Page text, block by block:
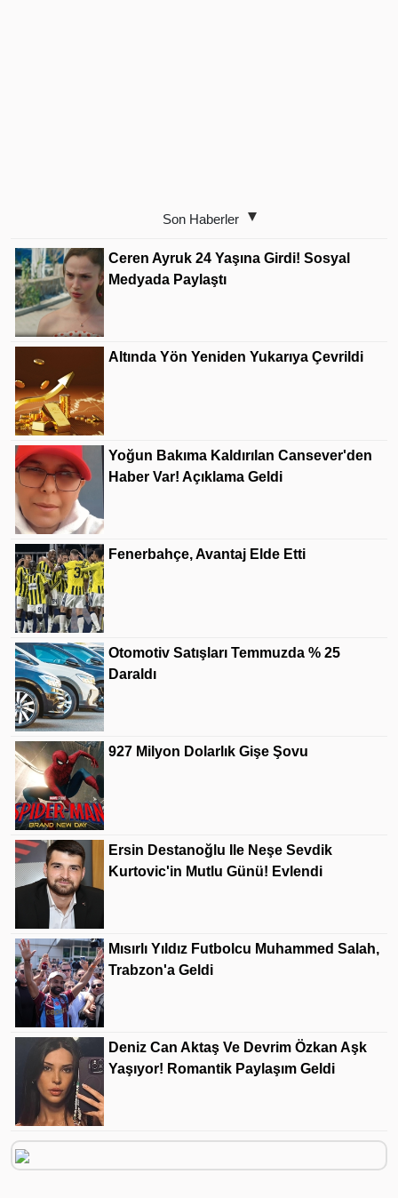
Son Haberler
Ceren Ayruk 24 Yaşına Girdi! Sosyal
Medyada Paylaştı
Altında Yön Yeniden Yukarıya Çevrildi
Yoğun Bakıma Kaldırılan Cansever'den
Haber Var! Açıklama Geldi
Fenerbahçe, Avantaj Elde Etti
Otomotiv Satışları Temmuzda % 25
Daraldı
927 Milyon Dolarlık Gişe Şovu
Ersin Destanoğlu Ile Neşe Sevdik
Kurtovic'in Mutlu Günü! Evlendi
Mısırlı Yıldız Futbolcu Muhammed Salah,
Trabzon'a Geldi
Deniz Can Aktaş Ve Devrim Özkan Aşk
Yaşıyor! Romantik Paylaşım Geldi